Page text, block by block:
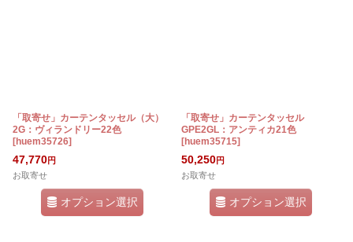
「取寄せ」カーテンタッセル（大）
2G：ヴィランドリー22色
[huem35726]
47,770円
お取寄せ
オプション選択
「取寄せ」カーテンタッセル
GPE2GL：アンティカ21色
[huem35715]
50,250円
お取寄せ
オプション選択